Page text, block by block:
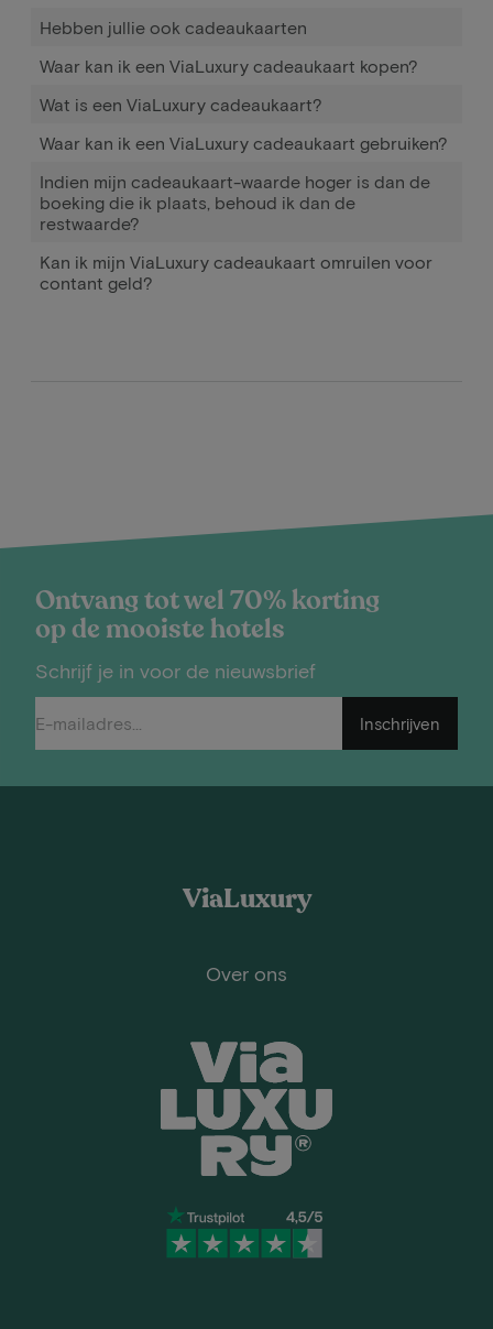
Hebben jullie ook cadeaukaarten
Waar kan ik een ViaLuxury cadeaukaart kopen?
Wat is een ViaLuxury cadeaukaart?
Waar kan ik een ViaLuxury cadeaukaart gebruiken?
Indien mijn cadeaukaart-waarde hoger is dan de
boeking die ik plaats, behoud ik dan de
restwaarde?
Kan ik mijn ViaLuxury cadeaukaart omruilen voor
contant geld?
Ontvang tot wel 70% korting
op de mooiste hotels
Schrijf je in voor de nieuwsbrief
Inschrijven
ViaLuxury
Over ons